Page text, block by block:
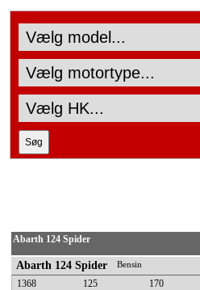
Abarth 124 Spider
Abarth 124 Spider Bensin
1368 125 170